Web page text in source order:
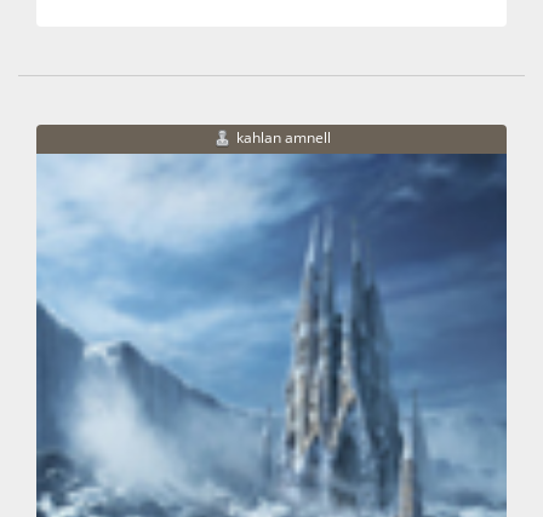
kahlan amnell